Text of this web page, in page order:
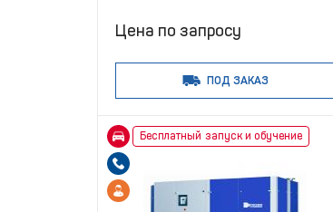
Цена по запросу
ПОД ЗАКАЗ
Бесплатный запуск и обучение